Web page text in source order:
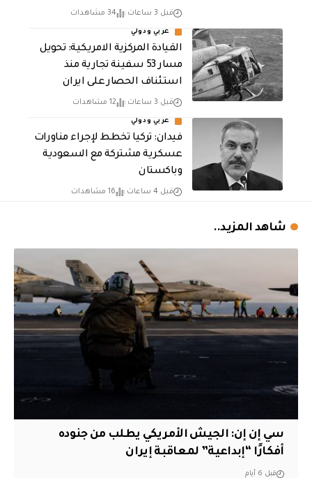
قبل 3 ساعات 34 مشاهدات
عربي ودولي
القيادة المركزية الامريكية: تحويل
مسار 53 سفينة تجارية منذ
استئناف الحصار على ايران
قبل 3 ساعات 12 مشاهدات
عربي ودولي
فيدان: تركيا تخطط لإجراء مناورات
عسكرية مشتركة مع السعودية
وباكستان
قبل 4 ساعات 16 مشاهدات
شاهد المزيد..
سي إن إن: الجيش الأمريكي يطلب من جنوده
أفكارًا “إبداعية” لمعاقبة إيران
قبل 6 أيام